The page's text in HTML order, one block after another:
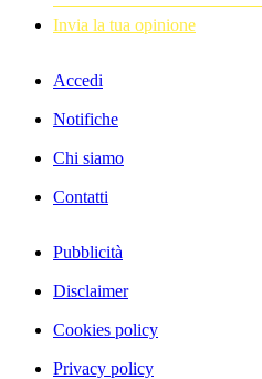
Invia la tua opinione
Accedi
Notifiche
Chi siamo
Contatti
Pubblicità
Disclaimer
Cookies policy
Privacy policy